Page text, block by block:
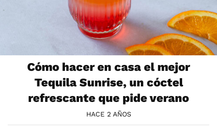
Cómo hacer en casa el mejor
Tequila Sunrise, un cóctel
refrescante que pide verano
HACE 2 AÑOS